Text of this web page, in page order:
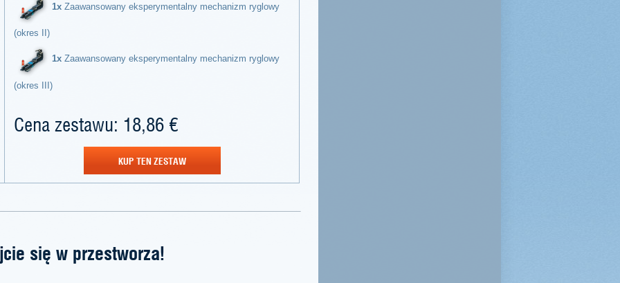
1x Zaawansowany eksperymentalny mechanizm ryglowy
(okres II)
1x Zaawansowany eksperymentalny mechanizm ryglowy
(okres III)
Cena zestawu: 18,86 €
KUP TEN ZESTAW
się w przestworza!